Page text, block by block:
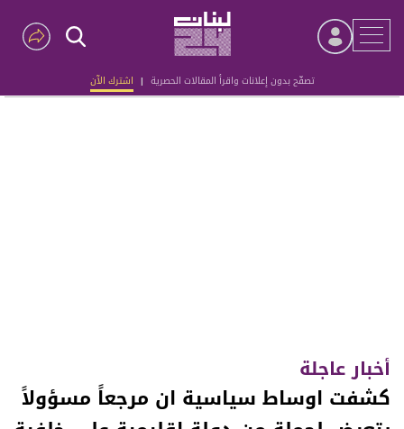
تصفّح بدون إعلانات واقرأ المقالات الحصرية | اشترك الآن
Advertisement
أخبار عاجلة
كشفت اوساط سياسية ان مرجعاً مسؤولاً